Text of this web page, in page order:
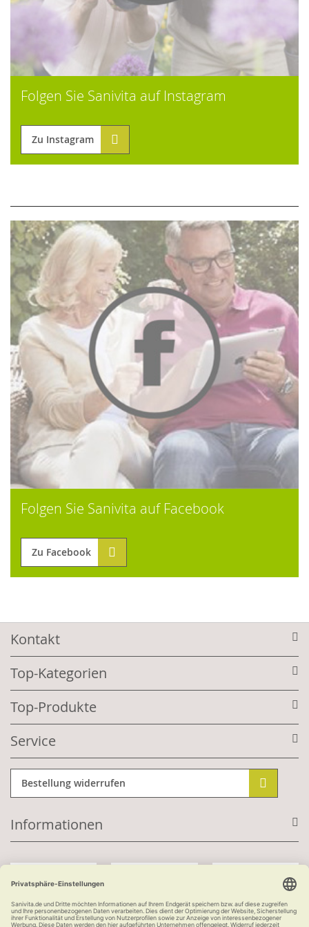
Folgen Sie Sanivita auf Instagram
Zu Instagram
Folgen Sie Sanivita auf Facebook
Zu Facebook
Kontakt
Top-Kategorien
Top-Produkte
Service
Bestellung widerrufen
Informationen